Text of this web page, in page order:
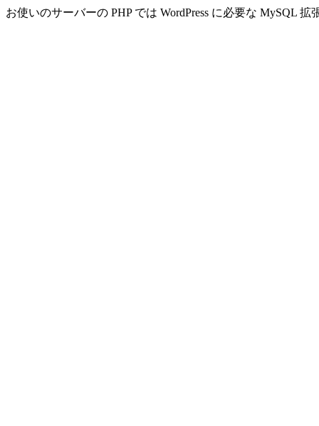
お使いのサーバーの PHP では WordPress に必要な MySQL